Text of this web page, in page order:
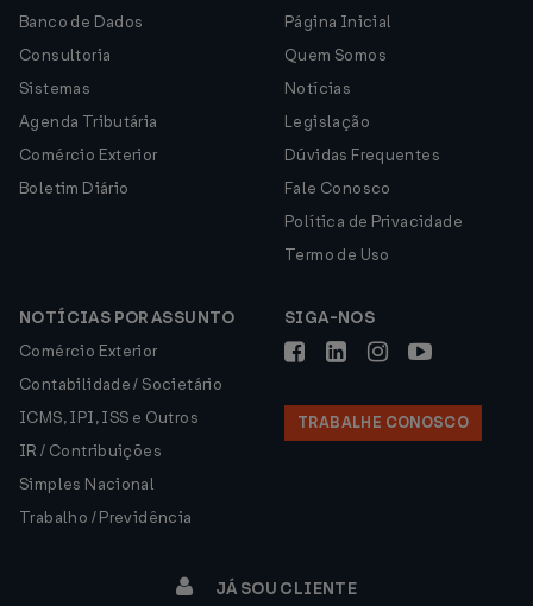
Banco de Dados
Consultoria
Sistemas
Agenda Tributária
Comércio Exterior
Boletim Diário
Página Inicial
Quem Somos
Notícias
Legislação
Dúvidas Frequentes
Fale Conosco
Política de Privacidade
Termo de Uso
NOTÍCIAS POR ASSUNTO
Comércio Exterior
Contabilidade / Societário
ICMS, IPI, ISS e Outros
IR / Contribuições
Simples Nacional
Trabalho / Previdência
SIGA-NOS
TRABALHE CONOSCO
JÁ SOU CLIENTE